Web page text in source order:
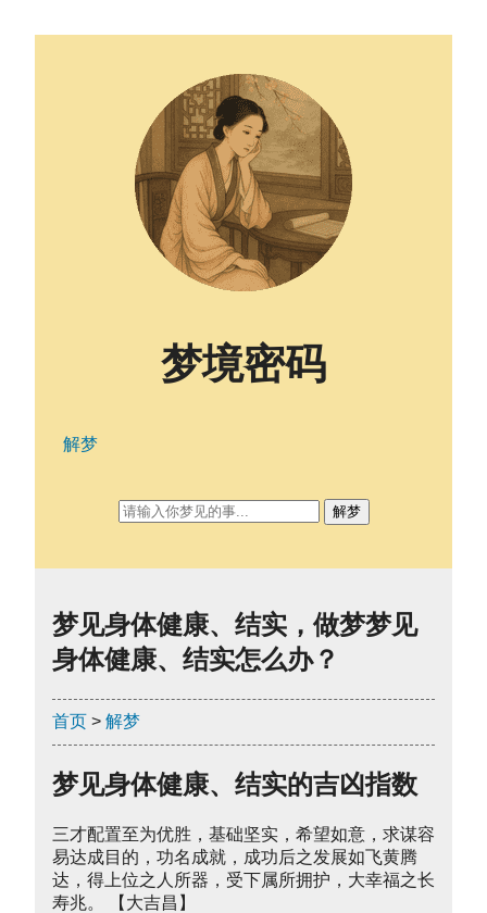
梦见身体健康、结实，做梦梦见
身体健康、结实怎么办？
首页 > 解梦
梦见身体健康、结实的吉凶指数
三才配置至为优胜，基础坚实，希望如意，求谋容
易达成目的，功名成就，成功后之发展如飞黄腾
达，得上位之人所器，受下属所拥护，大幸福之长
寿兆。 【大吉昌】
梦境密码
解梦
解梦